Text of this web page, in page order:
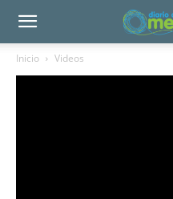
Inicio Videos